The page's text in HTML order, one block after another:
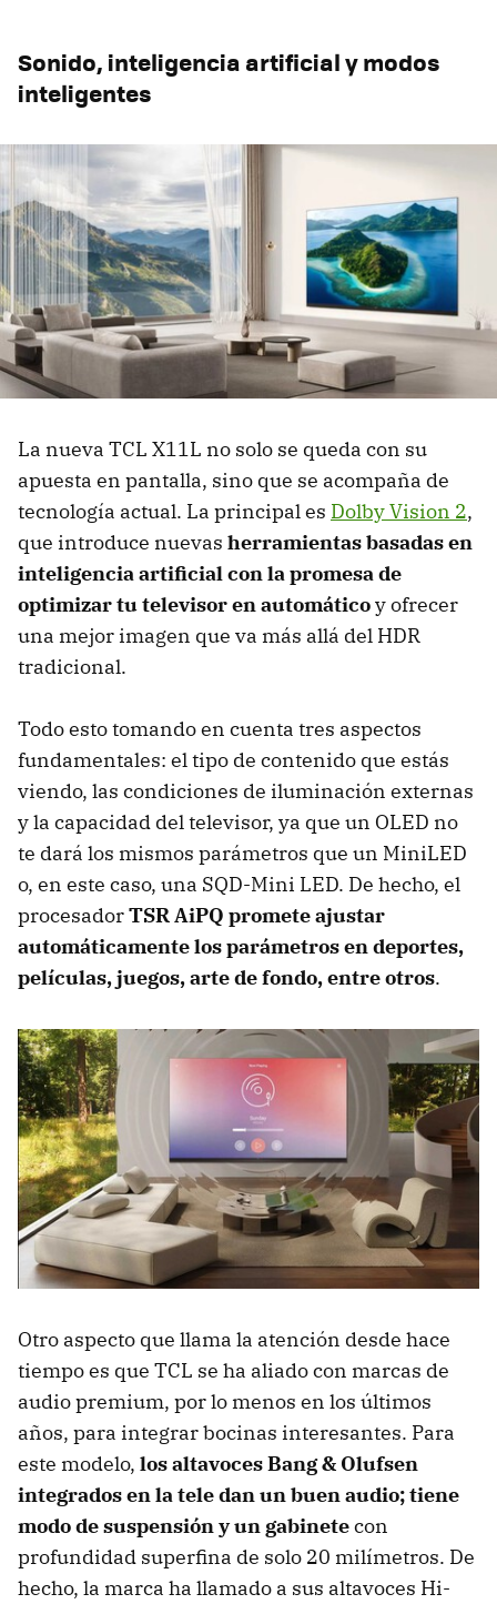
Sonido, inteligencia artificial y modos
inteligentes
La nueva TCL X11L no solo se queda con su
apuesta en pantalla, sino que se acompaña de
tecnología actual. La principal es Dolby Vision 2,
que introduce nuevas herramientas basadas en
inteligencia artificial con la promesa de
optimizar tu televisor en automáticoy ofrecer
una mejor imagen que va más allá del HDR
tradicional.
Todo esto tomando en cuenta tres aspectos
fundamentales: el tipo de contenido que estás
viendo, las condiciones de iluminación externas
y la capacidad del televisor, ya que un OLED no
te dará los mismos parámetros que un MiniLED
o, en este caso, una SQD-Mini LED. De hecho, el
procesadorTSR AiPQ promete ajustar
automáticamente los parámetros en deportes,
películas, juegos, arte de fondo, entre otros.
Otro aspecto que llama la atención desde hace
tiempo es que TCL se ha aliado con marcas de
audio premium, por lo menos en los últimos
años, para integrar bocinas interesantes. Para
este modelo, los altavoces Bang & Olufsen
integrados en la tele dan un buen audio; tiene
modo de suspensión y un gabinetecon
profundidad superfina de solo 20 milímetros. De
hecho, la marca ha llamado a sus altavoces Hi-